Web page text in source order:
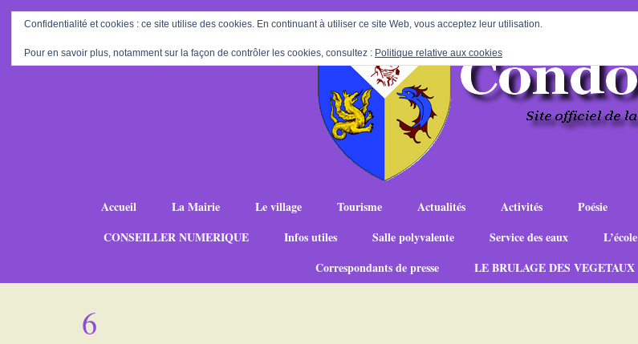
Accueil La Mairie Le village Tourisme Actualités Activités Poésie
CONSEILLER NUMERIQUE
Infos utiles Salle polyvalente Service des eaux L’école
Correspondants de presse
LE BRULAGE DES VEGETAUX
6
Confidentialité et cookies : ce site utilise des cookies. En continuant à utiliser ce site Web, vous acceptez leur utilisation.
Pour en savoir plus, notamment sur la façon de contrôler les cookies, consultez : Politique relative aux cookies